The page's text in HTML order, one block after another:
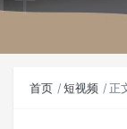
首页 短视频 正